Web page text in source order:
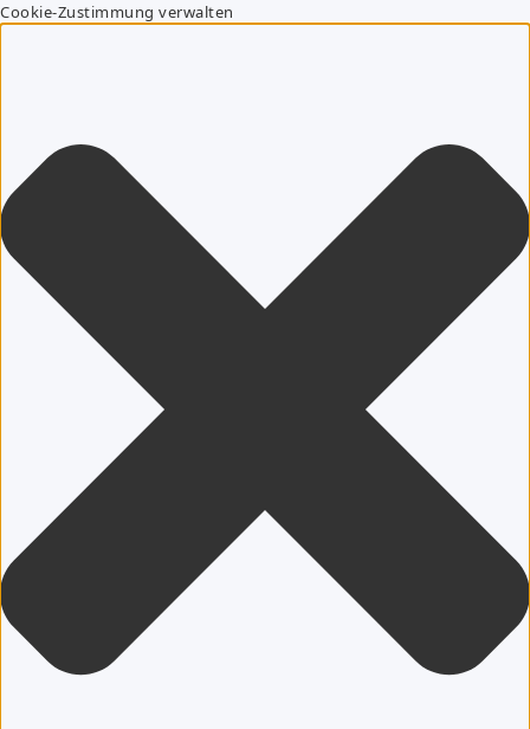
Cookie-Zustimmung verwalten